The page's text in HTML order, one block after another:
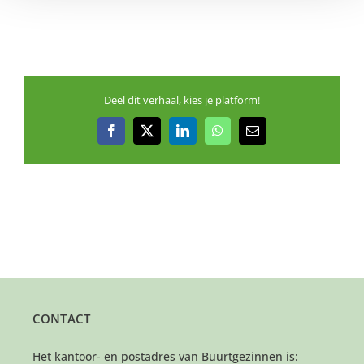
Deel dit verhaal, kies je platform!
Facebook
X LinkedInWhatsApp
E-
CONTACT
Het kantoor- en postadres van Buurtgezinnen is: